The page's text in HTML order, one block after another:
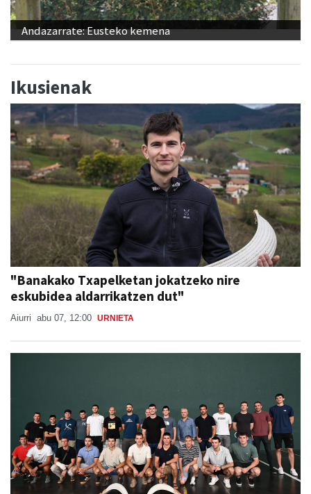
Andazarrate: Eusteko kemena
Ikusienak
"Banakako Txapelketan jokatzeko nire
eskubidea aldarrikatzen dut"
Aiurri abu 07, 12:00 URNIETA